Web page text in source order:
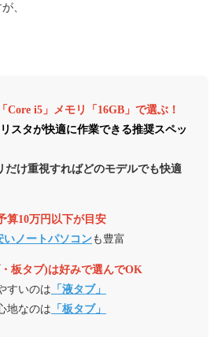
、
Core i5」メモリ「16GB」で選ぶ！
スタが快適に作業できる推奨スペッ
け重視すればどのモデルでも快適
算10万円以下が目安
いノートパソコンも豊富
板タブ)は好みで選んでOK
すいのは 「液タブ」
地なのは 「板タブ」